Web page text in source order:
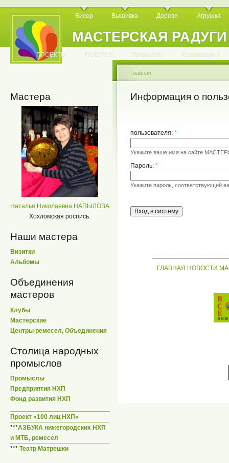
МАСТЕРСКАЯ РАДУГИ
Бисер Вышивка Дерево Игрушка
. . . . . . . . . . .
. ПРОЕКТЫ ГАЛЕРЕИ Промыслы Краеведение
Мастера
Наталья Николаевна НАПЫЛОВА
Хохломская роспись.
Наши мастера
Визитки
Альбомы
Объединения
мастеров
Клубы
Мастерские
Центры ремесел, Объединения
Столица народных
промыслов
Промыслы
Предприятия НХП
Фонд развития НХП
Проект «100 лиц НХП»
***АЗБУКА нижегородских НХП
и МТБ, ремесел
*** Театр Матрешки
Главная
Информация о
пользователя: *
Укажите ваше имя на сайте
Пароль: *
Укажите пароль, соответствующий
ГЛАВНАЯ НОВОСТИ